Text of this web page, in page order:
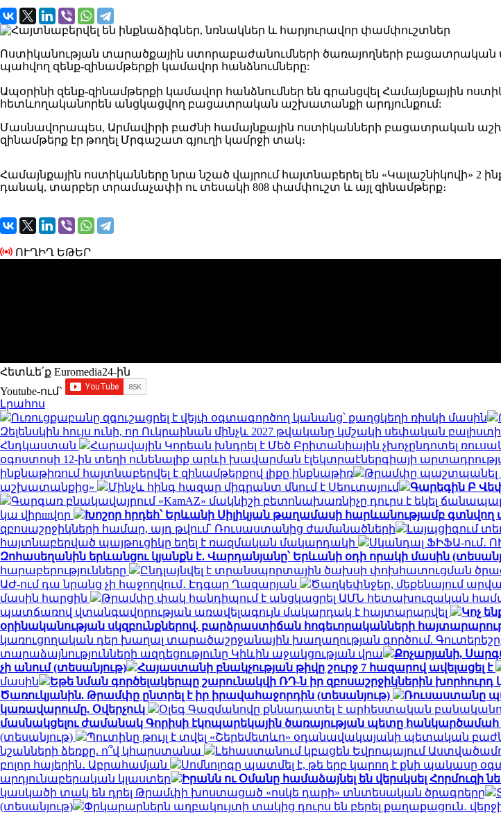
Ոստիկանության տարածքային ստորաբաժանումների ծառայողների բացատրական
պահվող զենք-զինամթերքի կամավոր հանձնումները:
Ապօրինի զենք-զինամթերքի կամավոր հանձնումներ են գրանցվել Համայնքային
հետևողականորեն անցկացվող բացատրական աշխատանքի արդյունքում:
Մասնավորապես, Արմավիրի բաժնի համայնքային ոստիկանների բացատրական
զինամթերք էր թողել Մրգաշատ գյուղի կամրջի տակ։
Համայնքային ոստիկանները նրա նշած վայրում հայտնաբերել են «Կալաշնիկովի»
դանակ, տարբեր տրամաչափի ու տեսակի 808 փամփուշտ և այլ զինամթերք։
ՈՒՂԻՂ ԵԹԵՐ
Հետևե՛ք Euromedia24-ին
Youtube-ում`
Լրահոս
Ուռուցքաբանը զգուշացրել է վեյփ օգտագործող կանանց՝ քաղցկեղի ռիսկի մասին
Զելենսկին հույս ունի, որ Ուկրաինան մինչև 2027 թվականը կմշակի սեփական
Հնդկաստան
Հարավային Կորեան խնդրել է Մեծ Բրիտանիային չխոչընդոտել
օգոստոսի 12-ին տեղի ունենալիք արևի խավարման էլեկտրաէներգիայի
ինքնաթիռում հայտնաբերվել է զինամթերքով լիքը ինքնաթիռ
Թրամփը պաշտպանել
աշխատանքից»
Մինչև հինգ հազար միգրանտ մնում է Սեուտայում
Գարեգին Բ
Գարգառ բնակավայրում «KamAZ» մակնիշի բետոնախառնիչը դուրս է եկել
կա վիրшվոր
Խոշոր հրդեհ՝ Երևանի Սիլիկյան թաղամասի հարևանությամբ գտնվող
զբոսաշրջիկների համար, այդ թվում՝ Ռուսաստանից ժամանածների
Լայպցիգում
հայտնաբերված պայթուցիկը եղել է ռազմական մակարդակի
Սկանդալ ՖԻՖԱ-ում․
Զոհասեղանին երևանցու կյանքն է․ Վարդանյանը՝ Երևանի օդի որակի մասին
հարաբերությունները
Ընդլայնվել է տրանսպորտային ծախսի փոխհատուցման
ԱԺ-ում դա նրանց չի հաջողվում․ Էդգար Ղազարյան
Ծաղկեփնջեր, մեքենայում
մասին հարցին
Թրամփը փակ հանդիպում է անցկացրել ԱՄՆ հետախուզական
պատճառով վտանգավորության առավելագույն մակարդակ է հայտարարվել
Կոչ
օրինականության սկզբունքներով. բարձրաստիճան հոգեւորականների
կառուցողական դեր խաղալ տարածաշրջանային խաղաղության գործում.
տարաձայնությունների ազդեցությունը Կիևին աջակցության վրա
Քոչարյանի,
չի անում (տեսանյութ)
Հայաստանի բնակչության թիվը շուրջ 7 հազարով ավելացել է
մասին
Եթե նման գործելակերպը շարունակվի ՌԴ-ն իր զբոսաշրջիկներին
Ծառուկյանին. Թրամփը ընտրել է իր իրավահաջորդին (տեսանյութ)
Ռուսաստանը
կառավարումը. Օվերչուկ
Օլեգ Գազմանովը քննադատել է արհեստական
մասնակցելու ժամանակ Գորիսի էկոպարեկային ծառայության պետը հանկարծամահ
(տեսանյութ)
Պուտինը թույլ է տվել «Շերեմետևո» օդանավակայանի պետական
նշանների ձեռքը. ո՞վ կհարստանա
Լեհաստանում կբացեն Եվրոպայում
բոլոր հայերին․ Աբրահամյան
Սոմնոլոգը պատմել է, թե երբ կարող է քնի պակասը
արդյունաբերական կլաստեր
Իրանն ու Օմանը համաձայնել են վերսկսել Հորմուզի
կասկածի տակ են դրել Թրամփի խոստացած «ոսկե դարի» տնտեսական ծրագրերը
(տեսանյութ)
Փրկարարներն աղբակույտի տակից դուրս են բերել քաղաքացուն․